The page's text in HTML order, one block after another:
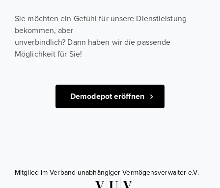
Sie möchten ein Gefühl für unsere Dienstleistung
bekommen, aber
unverbindlich? Dann haben wir die passende
Möglichkeit für Sie!
Demodepot eröffnen
Mitglied im Verband unabhängiger Vermögensverwalter e.V.